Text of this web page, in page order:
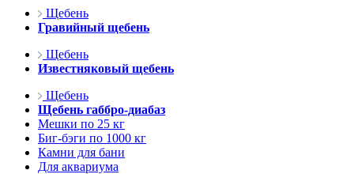
Щебень
Гравийный щебень
Щебень
Известняковый щебень
Щебень
Щебень габбро-диабаз
Мешки по 25 кг
Биг-бэги по 1000 кг
Камни для бани
Для аквариума